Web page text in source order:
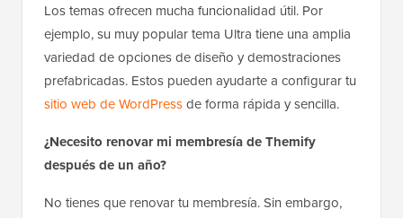
Los temas ofrecen mucha funcionalidad útil. Por
ejemplo, su muy popular tema Ultra tiene una amplia
variedad de opciones de diseño y demostraciones
prefabricadas. Estos pueden ayudarte a configurar tu
sitio web de WordPressde forma rápida y sencilla.
¿Necesito renovar mi membresía de Themify
después de un año?
No tienes que renovar tu membresía. Sin embargo,